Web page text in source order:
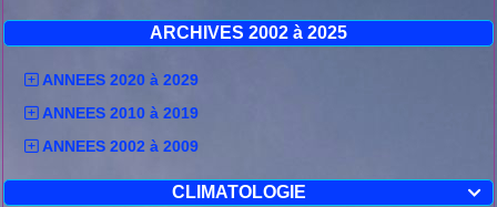
ARCHIVES 2002 à 2025
ANNEES 2020 à 2029
ANNEES 2010 à 2019
ANNEES 2002 à 2009

CLIMATOLOGIE